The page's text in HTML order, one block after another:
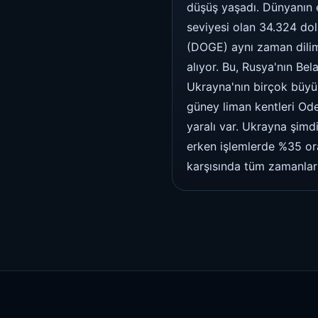
düşüş yaşadı.
seviyesi olan 34.324
(DOGE) aynı zaman
alıyor. Bu, Rusya'nın
Ukrayna'nın birçok
güney liman kentleri
yaralı var. Ukrayna
erken işlemlerde %35
karşısında tüm